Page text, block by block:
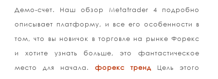
Демо-счет. Наш обзор Metatrader 4 подробно
описывает платформу, и все его особенности в
том, что вы новичок в торговле на рынке Форекс
и хотите узнать больше, это фантастическое
место для начала.форекс тренд Цель этого